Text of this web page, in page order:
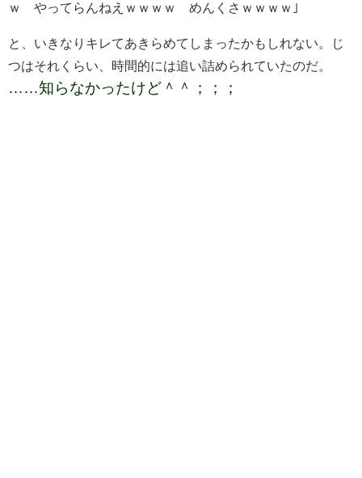
ｗ やってらんねえｗｗｗｗ めんくさｗｗｗｗ｣
と、いきなりキレてあきらめてしまったかもしれない。じ
つはそれくらい、時間的には追い詰められていたのだ。
……知らなかったけど＾＾；；；